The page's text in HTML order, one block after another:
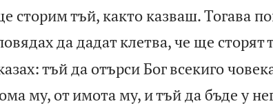
сторим тъй, както казваш. Тогава
да дадат клетва, че ще сторят
тъй да отърси Бог всекиго
му, от имота му, и тъй да бъде у